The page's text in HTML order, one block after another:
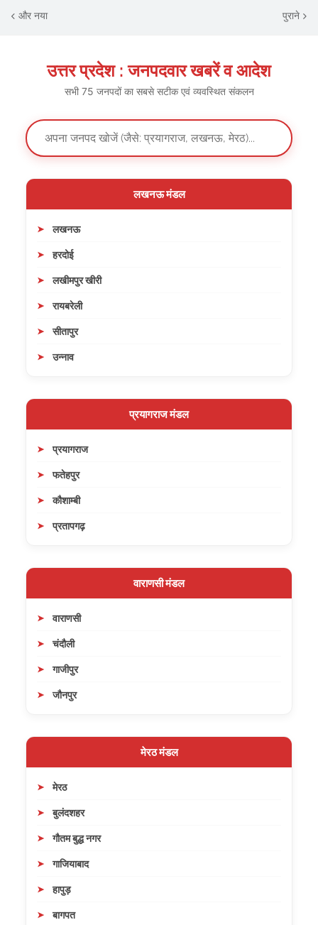
और नया पुराने
उत्तर प्रदेश : जनपदवार खबरें व आदेश
सभी 75 जनपदों का सबसे सटीक एवं व्यवस्थित संकलन
लखनऊ मंडल
लखनऊ
हरदोई
लखीमपुर खीरी
रायबरेली
सीतापुर
उन्नाव
प्रयागराज मंडल
प्रयागराज
फतेहपुर
कौशाम्बी
प्रतापगढ़
वाराणसी मंडल
वाराणसी
चंदौली
गाजीपुर
जौनपुर
मेरठ मंडल
मेरठ
बुलंदशहर
गौतम बुद्ध नगर
गाजियाबाद
हापुड़
बागपत